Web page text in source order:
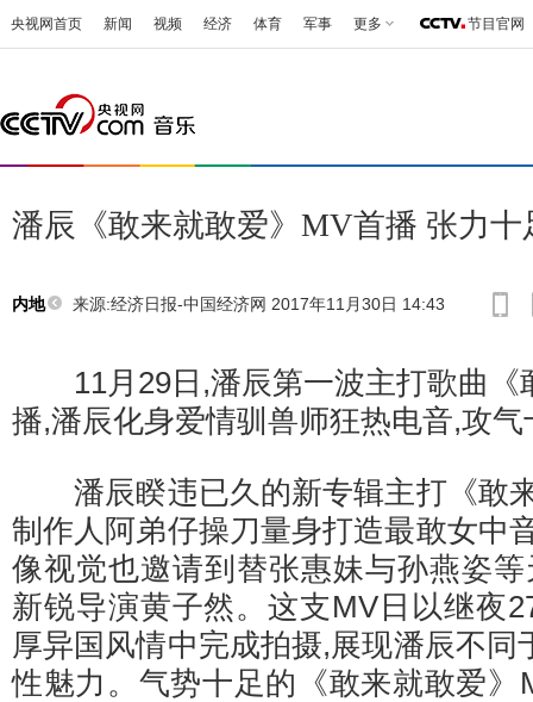
央视网首页 新闻 视频 经济 体育 军事 更多 节目官网
潘辰《敢来就敢爱》MV首播 张力十
内地 来源:经济日报-中国经济网 2017年11月30日 14:43
11月29日,潘辰第一波主打歌曲《
播,潘辰化身爱情驯兽师狂热电音,攻
潘辰睽违已久的新专辑主打《敢
制作人阿弟仔操刀量身打造最敢女中
像视觉也邀请到替张惠妹与孙燕姿
新锐导演黄子然。这支MV日以继夜
厚异国风情中完成拍摄,展现潘辰不同
性魅力。气势十足的《敢来就敢爱》